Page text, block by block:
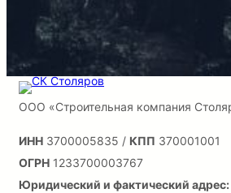
ООО «Строительная компания
ИНН 3700005835 / КПП 370001001
ОГРН 1233700003767
Юридический и фактический адрес: